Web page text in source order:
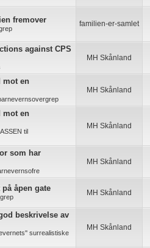
fremover familien-er-samlet
against CPS
MH Skånland
mot en
MH Skånland
mot en
til
MH Skånland
som har
MH Skånland
på åpen gate MH Skånland
beskrivelse av
surrealistiske
MH Skånland